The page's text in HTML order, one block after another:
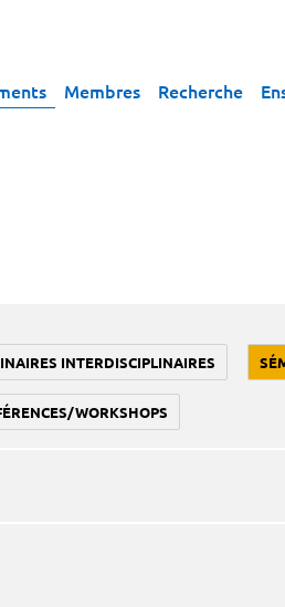
Membres Recherche
INTERDISCIPLINAIRES
WORKSHOPS